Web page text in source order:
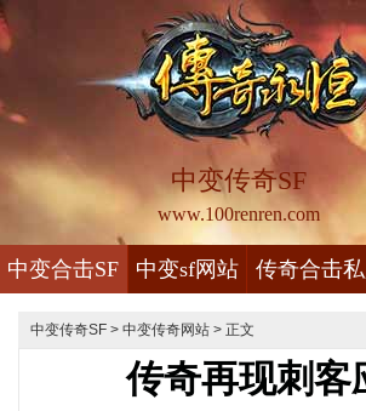
中变传奇SF
www.100renren.com
中变合击SF 中变sf网站 传奇合击
中变传奇SF > 中变传奇网站 > 正文
传奇再现刺客